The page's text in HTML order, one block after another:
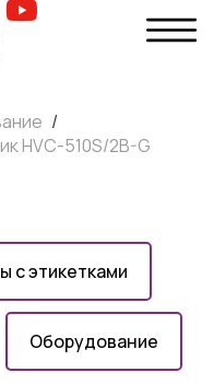
/
HVC-510S/2B-G
с этикетками
Оборудование